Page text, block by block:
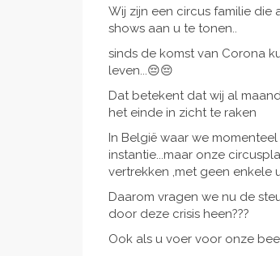
Wij zijn een circus familie
shows aan u te tonen..
sinds de komst van Corona
leven...😔😔
Dat betekent dat wij al
het einde in zicht te raken
In België waar we
instantie...maar onze
vertrekken ,met geen enkele
Daarom vragen we nu de
door deze crisis heen???
Ook als u voer voor onze